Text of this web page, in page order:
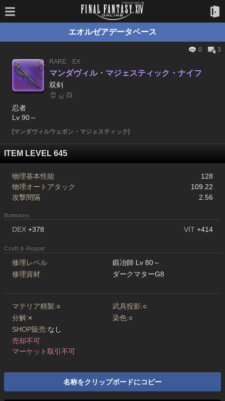
エオルゼアデータベース
0
3
RARE
EX
マンダヴィル・マジェスティック・ナイフ
双剣
忍者
Lv 90～
[マンダヴィルウェポン・マジェスティック]
ITEM LEVEL 645
物理基本性能
128
物理オートアタック
109.22
攻撃間隔
2.56
Bonuses
DEX +378 VIT +414
Craft & Repair
修理レベル
鍛冶師 Lv 80～
修理資材
ダークマターG8
マテリア精製:○ 武具投影:○
分解:× 染色:○
SHOP販売:なし
売却不可
マーケット取引不可
名称をクリップボードにコピー